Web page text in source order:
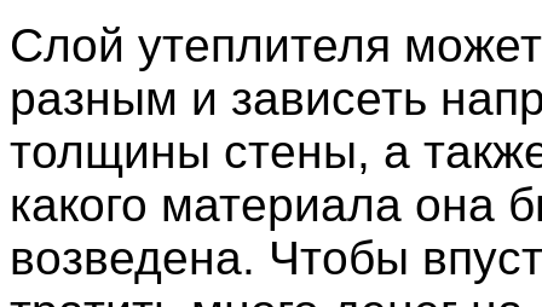
Слой утеплителя
разным и зависеть
толщины стены, а
какого материала она
возведена. Чтобы